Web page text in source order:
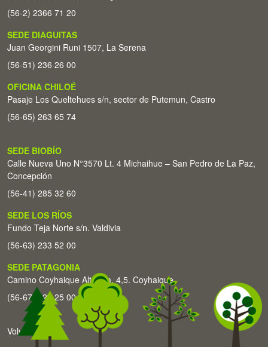
(56-2) 2366 71 20
SEDE DIAGUITAS
Juan Georgini Runi 1507, La Serena
(56-51) 236 26 00
OFICINA CHILOÉ
Pasaje Los Queltehues s/n, sector de Putemun, Castro
(56-65) 263 65 74
SEDE BIOBÍO
Calle Nueva Uno N°3570 Lt. 4 Michaihue – San Pedro de La Paz,
Concepción
(56-41) 285 32 60
SEDE LOS RÍOS
Fundo Teja Norte s/n. Valdivia
(56-63) 233 52 00
SEDE PATAGONIA
Camino Coyhaique Alto Km. 4,5. Coyhaique
(56-67) 226 25 00
Volver arriba